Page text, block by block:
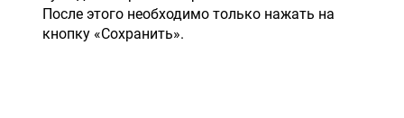
После этого необходимо только нажать на
кнопку «Сохранить».